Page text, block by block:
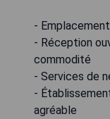
-
- Réception
commodité
- Services de
-
agréable